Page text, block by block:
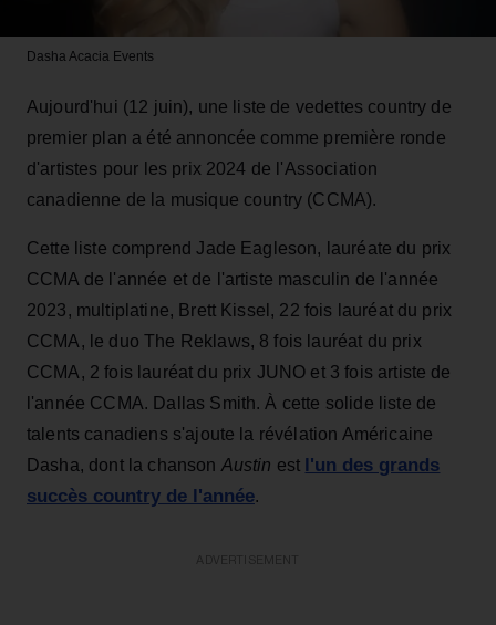
Dasha Acacia Events
Aujourd'hui (12 juin), une liste de vedettes country de
premier plan a été annoncée comme première ronde
d'artistes pour les prix 2024 de l'Association
canadienne de la musique country (CCMA).
Cette liste comprend Jade Eagleson, lauréate du prix
CCMA de l'année et de l'artiste masculin de l'année
2023, multiplatine, Brett Kissel, 22 fois lauréat du prix
CCMA, le duo The Reklaws, 8 fois lauréat du prix
CCMA, 2 fois lauréat du prix JUNO et 3 fois artiste de
l'année CCMA. Dallas Smith. À cette solide liste de
talents canadiens s'ajoute la révélation Américaine
Dasha, dont la chanson Austin est l'un des grands
succès country de l'année.